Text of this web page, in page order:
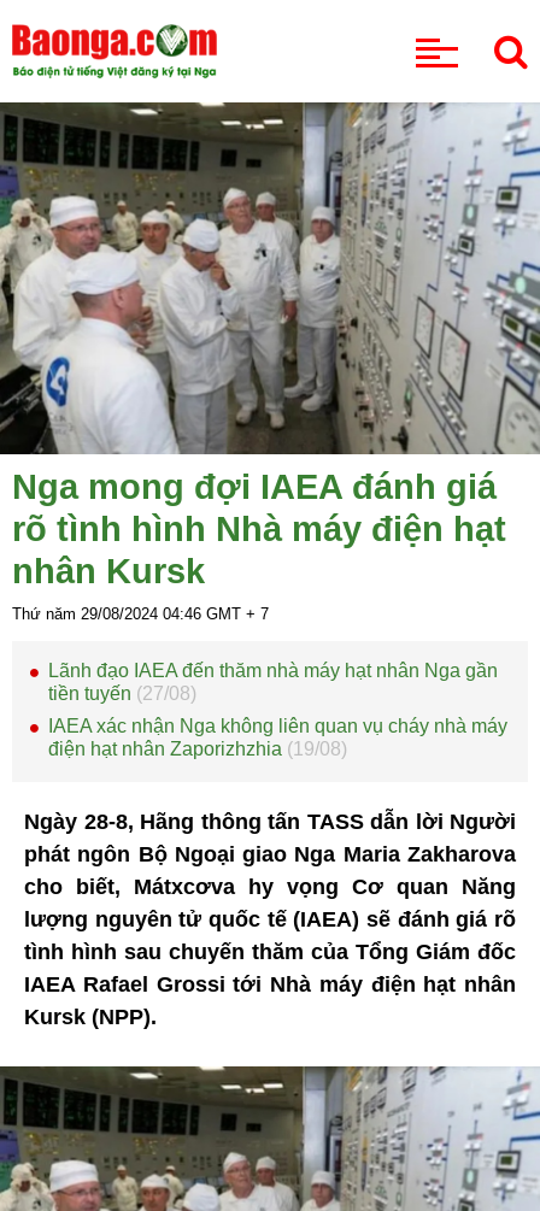
Nga mong đợi IAEA đánh giá
rõ tình hình Nhà máy điện hạt
nhân Kursk
Thứ năm 29/08/2024 04:46 GMT + 7
Lãnh đạo IAEA đến thăm nhà máy hạt nhân Nga gần
tiền tuyến (27/08)
IAEA xác nhận Nga không liên quan vụ cháy nhà máy
điện hạt nhân Zaporizhzhia (19/08)
Ngày 28-8, Hãng thông tấn TASS dẫn lời Người
phát ngôn Bộ Ngoại giao Nga Maria Zakharova
cho biết, Mátxcơva hy vọng Cơ quan Năng
lượng nguyên tử quốc tế (IAEA) sẽ đánh giá rõ
tình hình sau chuyến thăm của Tổng Giám đốc
IAEA Rafael Grossi tới Nhà máy điện hạt nhân
Kursk (NPP).